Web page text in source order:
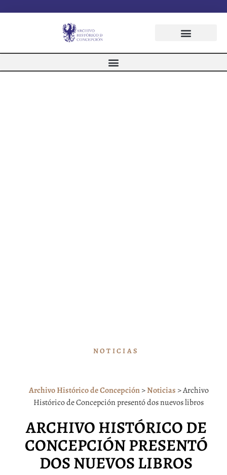
NOTICIAS
Archivo Histórico de Concepción>Noticias >Archivo
Histórico de Concepción presentó dos nuevos libros
ARCHIVO HISTÓRICO DE
CONCEPCIÓN PRESENTÓ
DOS NUEVOS LIBROS